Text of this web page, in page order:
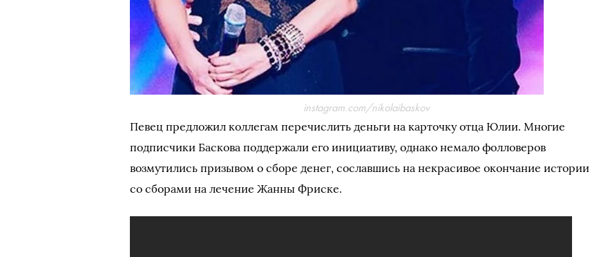
instagram.com/nikolaibaskov
Певец предложил коллегам перечислить деньги на карточку отца Юлии. Многие
подписчики Баскова поддержали его инициативу, однако немало фолловеров
возмутились призывом о сборе денег, сославшись на некрасивое окончание истории
со сборами на лечение Жанны Фриске.